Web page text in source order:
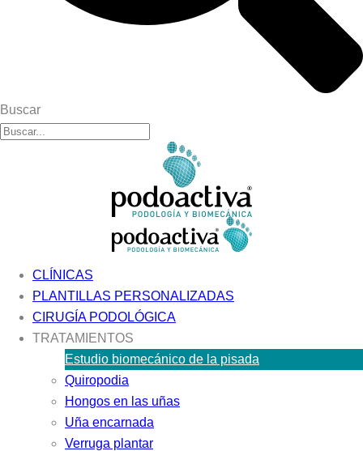
Buscar
CLÍNICAS
PLANTILLAS PERSONALIZADAS
CIRUGÍA PODOLÓGICA
TRATAMIENTOS
Estudio biomecánico de la pisada
Quiropodia
Hongos en las uñas
Uña encarnada
Verruga plantar